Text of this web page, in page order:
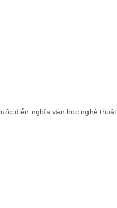
diễn nghĩa văn học nghệ thuật